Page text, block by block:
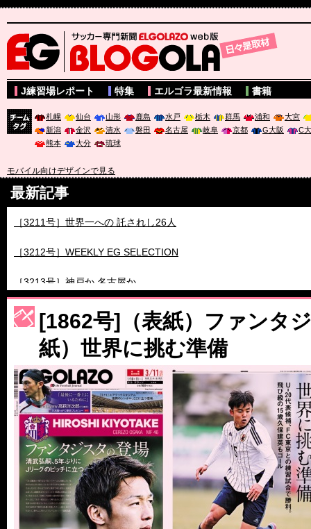
サッカー専門新聞ELGOLAZO web版 BLOGOLA
J練習場レポート 特集 エルゴラ最新情報 書籍
札幌 仙台 山形 鹿島 水戸 栃木 群馬 浦和
大宮
新潟
金沢 清水 磐田 名古屋 岐阜 京都 G大阪
C
熊本
大分 琉球
モバイル向けデザインで見る
最新記事
［3213号］神戸か 名古屋か
［3214号］WEST制覇
［3215号］WEEKLY EG SELECTION
［3216号］行く末占うラストワン
［3217号］最高の景色へ出国
［3218号］WEEKLY EG SELECTION
［3219号］特別な覇者へ 大逆転か連破か
[1862号]（表紙）ファンタ
紙）世界に挑む準備